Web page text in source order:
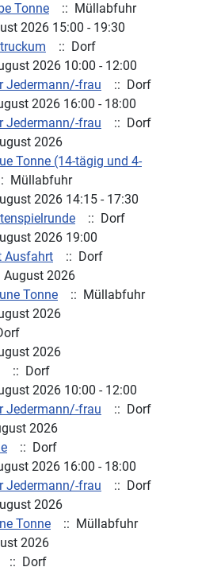
Tonne
:: Müllabfuhr
2026 15:00 - 19:30
:: Dorf
2026 10:00 - 12:00
Jedermann/-frau
:: Dorf
2026 16:00 - 18:00
Jedermann/-frau
:: Dorf
2026
Tonne (14-tägig und 4-
Müllabfuhr
2026 14:15 - 17:30
:: Dorf
2026 19:00
Ausfahrt
:: Dorf
August 2026
Tonne
:: Müllabfuhr
2026
2026
:: Dorf
2026 10:00 - 12:00
Jedermann/-frau
:: Dorf
2026
:: Dorf
2026 16:00 - 18:00
Jedermann/-frau
:: Dorf
2026
Tonne
:: Müllabfuhr
2026
:: Dorf